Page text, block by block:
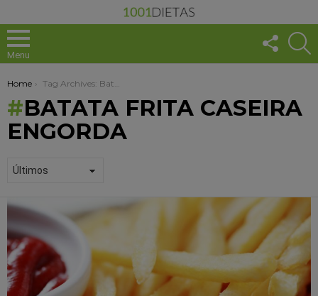
Menu
US
You are here:
Home Tag Archives: Batata frita caseira engorda
BATATA FRITA CASEIRA
ENGORDA
DICAS
+
SAUDÁVEL